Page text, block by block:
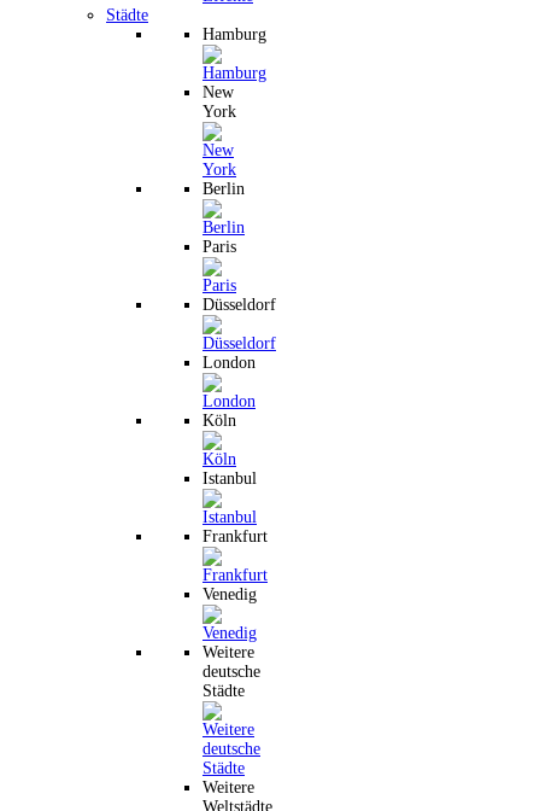
Städte
Hamburg
New
York
Berlin
Paris
Düsseldorf
London
Köln
Istanbul
Frankfurt
Venedig
Weitere
deutsche
Städte
Weitere
Weltstädte